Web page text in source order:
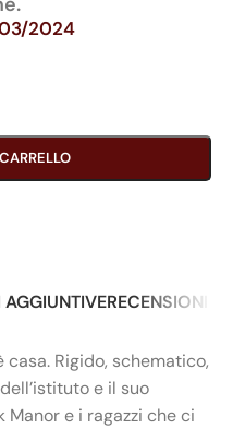
2024
RECENSIONI
casa. Rigido, schematico,
e il suo
e i ragazzi che ci